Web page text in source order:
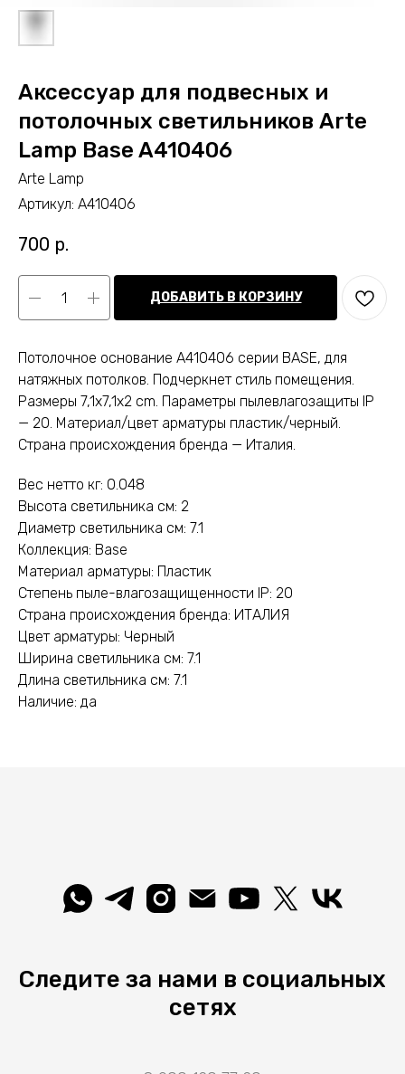
Аксессуар для подвесных и
потолочных светильников Arte
Lamp Base A410406
Arte Lamp
Артикул: A410406
700 р.
ДОБАВИТЬ В КОРЗИНУ
Потолочное основание A410406 серии BASE, для
натяжных потолков. Подчеркнет стиль помещения.
Размеры 7,1x7,1x2 cm. Параметры пылевлагозащиты IP
— 20. Материал/цвет арматуры пластик/черный.
Страна происхождения бренда — Италия.
Вес нетто кг: 0.048
Высота светильника см: 2
Диаметр светильника см: 7.1
Коллекция: Base
Материал арматуры: Пластик
Степень пыле-влагозащищенности IP: 20
Страна происхождения бренда: ИТАЛИЯ
Цвет арматуры: Черный
Ширина светильника см: 7.1
Длина светильника см: 7.1
Наличие: да
Следите за нами в социальных
сетях